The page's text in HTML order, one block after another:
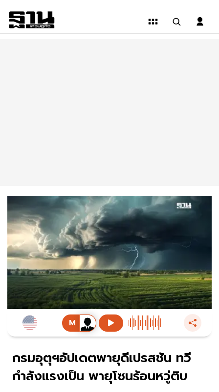
กรมอุตุฯอัปเดตพายุดีเปรสชัน ทวี
กำลังแรงเป็น พายุโซนร้อนหวู่ติบ